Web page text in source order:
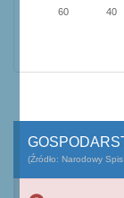
60 40
(Źródło: Narodowy